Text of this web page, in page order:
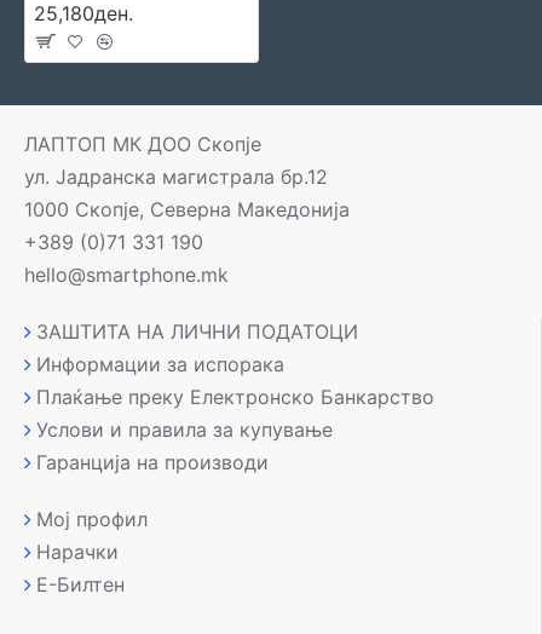
25,180ден.
ЛАПТОП МК ДОО Скопје
ул. Јадранска магистрала бр.12
1000 Скопје, Северна Македонија
+389 (0)71 331 190
hello@smartphone.mk
ЗАШТИТА НА ЛИЧНИ ПОДАТОЦИ
Информации за испорака
Плаќање преку Електронско Банкарство
Услови и правила за купување
Гаранција на производи
Мој профил
Нарачки
Е-Билтен